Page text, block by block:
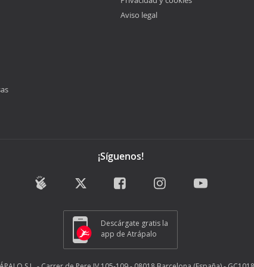
Aviso legal
¡Síguenos!
Descárgate gratis la
app de Atrápalo